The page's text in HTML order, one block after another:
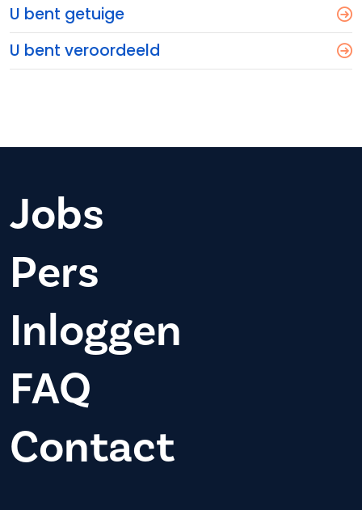
U bent getuige
U bent veroordeeld
Jobs
Pers
Inloggen
FAQ
Contact